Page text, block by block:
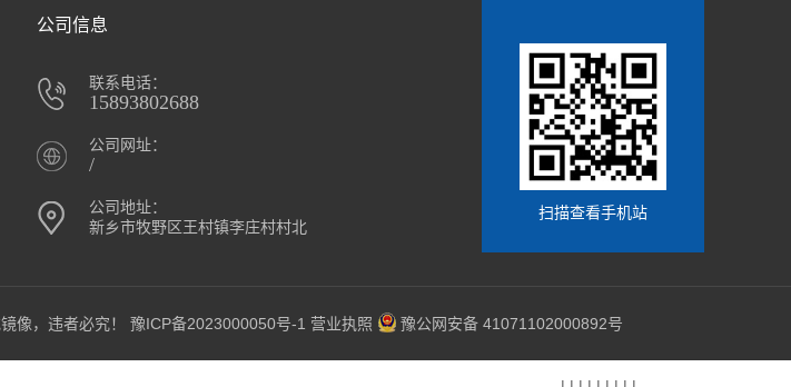
公司信息
联系电话：
15893802688
公司网址：
/
公司地址：
新乡市牧野区王村镇李庄村村北
扫描查看手机站
像，违者必究！ 豫ICP备2023000050号-1 营业执照 豫公网安备 41071102000892号